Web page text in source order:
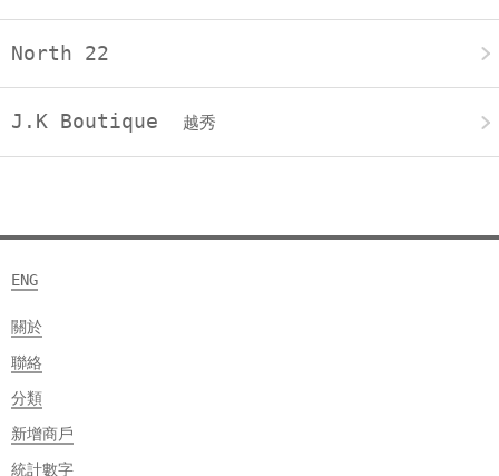
North 22
J.K Boutique 越秀
ENG
關於
聯絡
分類
新增商戶
統計數字